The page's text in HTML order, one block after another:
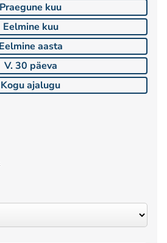
Praegune kuu
Eelmine kuu
Eelmine aasta
V. 30 päeva
Kogu ajalugu